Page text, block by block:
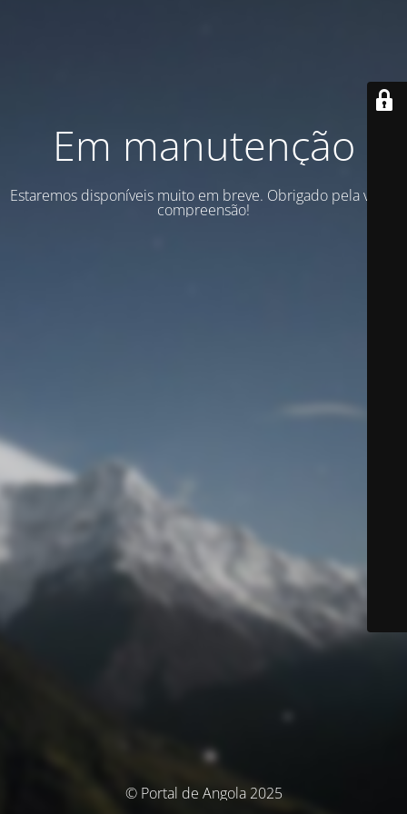
Em manutenção
Estaremos disponíveis muito em breve. Obrigado pela vossa
compreensão!
© Portal de Angola 2025